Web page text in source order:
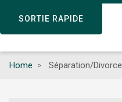
SORTIE RAPIDE
SORTIE RAPIDE
Home Séparation/Divorce